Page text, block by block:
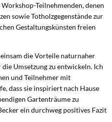
Teilnehmenden, denen
sowie Totholzgegenstände zur
Gestaltungskünsten freien
die Vorteile naturnaher
Umsetzung zu entwickeln. Ich
und Teilnehmer mit
dass sie inspiriert nach Hause
Gartenträume zu
ein durchweg positives Fazit